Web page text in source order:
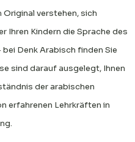
Original verstehen, sich
Ihren Kindern die Sprache des
Denk Arabisch finden Sie
sind darauf ausgelegt, Ihnen
der arabischen
erfahrenen Lehrkräften in